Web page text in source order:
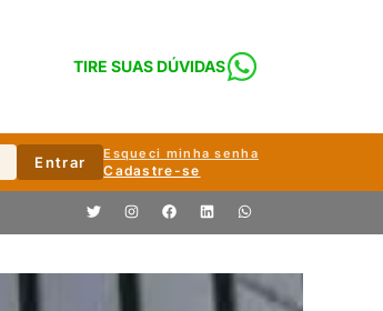
TIRE SUAS DÚVIDAS
Entrar Esqueci minha senha
Cadastre-se